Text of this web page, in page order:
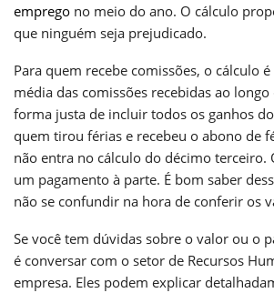
emprego no meio do ano. O cálculo
que ninguém seja prejudicado.
Para quem recebe comissões, o cálculo
média das comissões recebidas ao
forma justa de incluir todos os ganhos
quem tirou férias e recebeu o abono de
não entra no cálculo do décimo terceiro.
um pagamento à parte. É bom saber
não se confundir na hora de conferir os
Se você tem dúvidas sobre o valor ou o
é conversar com o setor de Recursos
empresa. Eles podem explicar